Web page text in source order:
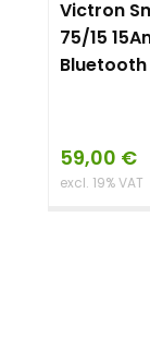
Victron
75/15
Bluetooth
59,00 €
excl. 19% VAT